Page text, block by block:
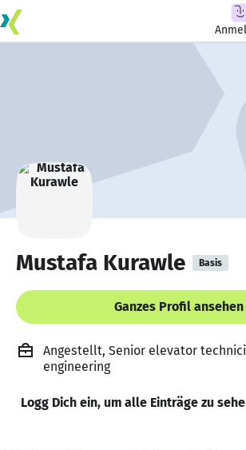
Mustafa Kurawle Basis
Ganzes Profil ansehen
Angestellt, Senior elevator
engineering
Logg Dich ein, um alle Einträge zu